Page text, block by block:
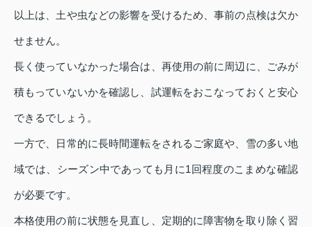
以上は、土や虫などの影響を受けるため、事前の点検は欠か
せません。
長く使っていなかった場合は、再使用の前に周辺に、ごみが
積もっていないかを確認し、試運転をおこなっておくと安心
できるでしょう。
一方で、日常的に長時間運転をされるご家庭や、雪の多い地
域では、シーズン中であっても月に1回程度のこまめな確認
が必要です。
本格使用の前に状態を見直し、定期的に障害物を取り除く習